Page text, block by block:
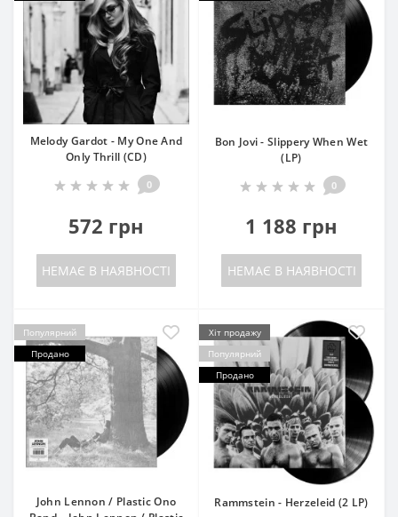
Melody Gardot - My One And
Only Thrill (CD)
0
572 грн
НЕМАЄ В НАЯВНОСТІ
Bon Jovi - Slippery When Wet
(LP)
0
1 188 грн
НЕМАЄ В НАЯВНОСТІ
Популярний
Продано
John Lennon / Plastic Ono
Хіт продажу
Популярний
Продано
Rammstein - Herzeleid (2 LP)